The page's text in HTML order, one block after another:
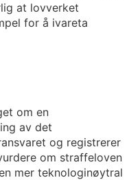
at lovverket
for å ivareta
om en
av det
og registrerer
om straffeloven
mer teknologinøytral